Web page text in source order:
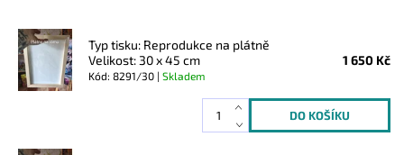
Typ tisku: Reprodukce na plátně
Velikost: 30 x 45 cm
Kód: 8291/30 | Skladem
1 650 Kč